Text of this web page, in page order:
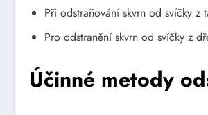
Při odstraňování skvrn od svíčky
Pro odstranění skvrn od svíčky z
Účinné metody